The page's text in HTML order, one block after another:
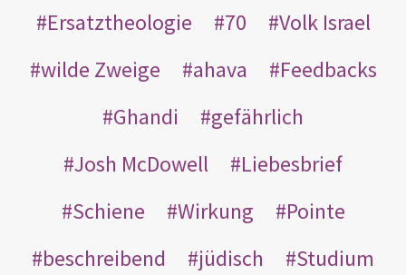
Ersatztheologie
70
Volk Israel
wilde Zweige
ahava
Feedbacks
Ghandi
gefährlich
Josh McDowell
Liebesbrief
Schiene
Wirkung
Pointe
beschreibend
jüdisch Studium